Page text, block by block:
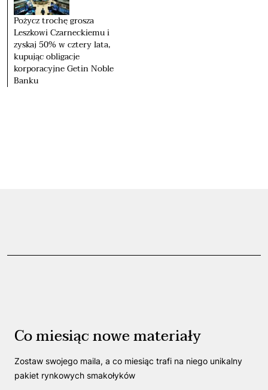
Pożycz trochę grosza
Leszkowi Czarneckiemu i
zyskaj 50% w cztery lata,
kupując obligacje
korporacyjne Getin Noble
Banku
Co miesiąc nowe materiały
Zostaw swojego maila, a co miesiąc trafi na niego unikalny
pakiet rynkowych smakołyków